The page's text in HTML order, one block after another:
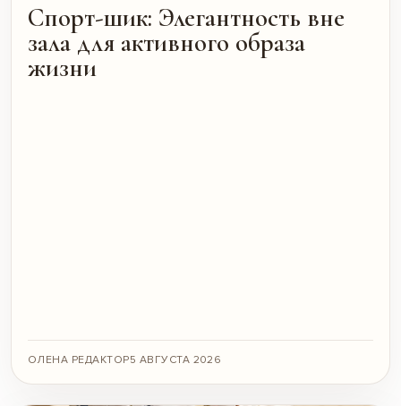
Спорт-шик: Элегантность вне
зала для активного образа
жизни
ОЛЕНА РЕДАКТОР5 АВГУСТА 2026